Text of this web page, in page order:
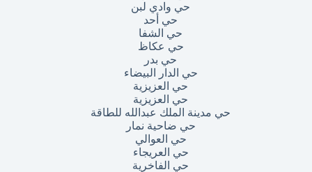
حي وادي لبن
حي أحد
حي الشفا
حي عكاظ
حي بدر
حي الدار البيضاء
حي العزيزية
حي العزيزية
حي مدينة الملك عبدالله للطاقة
حي ضاحية نمار
حي العوالي
حي العريجاء
حي الفاخرية